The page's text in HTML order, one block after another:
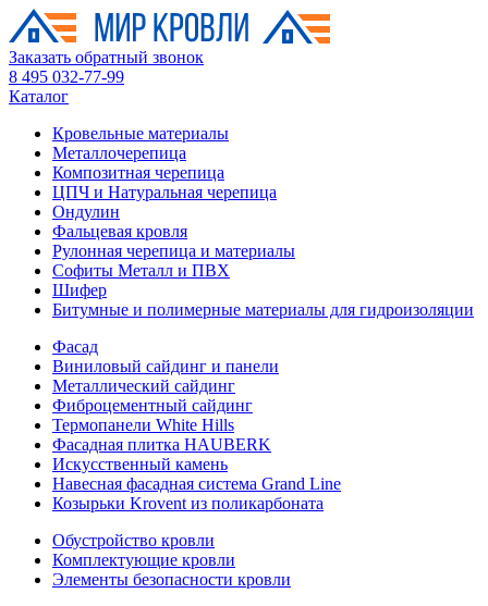
Заказать обратный звонок
8 495 032-77-99
Каталог
Кровельные материалы
Металлочерепица
Композитная черепица
ЦПЧ и Натуральная черепица
Ондулин
Фальцевая кровля
Рулонная черепица и материалы
Софиты Металл и ПВХ
Шифер
Битумные и полимерные материалы для гидроизоляции
Фасад
Виниловый сайдинг и панели
Металлический сайдинг
Фиброцементный сайдинг
Термопанели White Hills
Фасадная плитка HAUBERK
Искусственный камень
Навесная фасадная система Grand Line
Козырьки Krovent из поликарбоната
Обустройство кровли
Комплектующие кровли
Элементы безопасности кровли